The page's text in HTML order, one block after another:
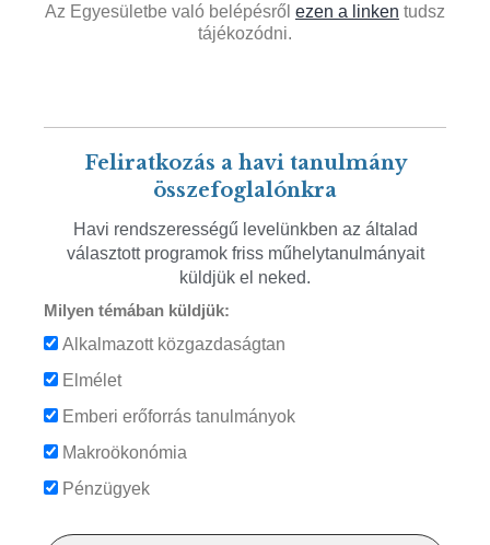
Az Egyesületbe való belépésről ezen a linken tudsz
tájékozódni.
Feliratkozás a havi tanulmány
összefoglalónkra
Havi rendszerességű levelünkben az általad
választott programok friss műhelytanulmányait
küldjük el neked.
Milyen témában küldjük:
Alkalmazott közgazdaságtan
Elmélet
Emberi erőforrás tanulmányok
Makroökonómia
Pénzügyek